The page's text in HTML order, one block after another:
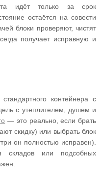
идёт только за срок
остаётся на совести
блоки проверяют, чистят
получает исправную и
контейнера с
с утеплителем, душем и
— это реально, если брать
скидку) или выбрать блок
он полностью исправен).
складов или подсобных